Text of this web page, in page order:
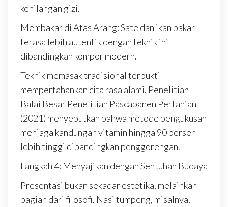
kehilangan gizi.
Membakar di Atas Arang: Sate dan ikan bakar
terasa lebih autentik dengan teknik ini
dibandingkan kompor modern.
Teknik memasak tradisional terbukti
mempertahankan cita rasa alami. Penelitian
Balai Besar Penelitian Pascapanen Pertanian
(2021) menyebutkan bahwa metode pengukusan
menjaga kandungan vitamin hingga 90 persen
lebih tinggi dibandingkan penggorengan.
Langkah 4: Menyajikan dengan Sentuhan Budaya
Presentasi bukan sekadar estetika, melainkan
bagian dari filosofi. Nasi tumpeng, misalnya,